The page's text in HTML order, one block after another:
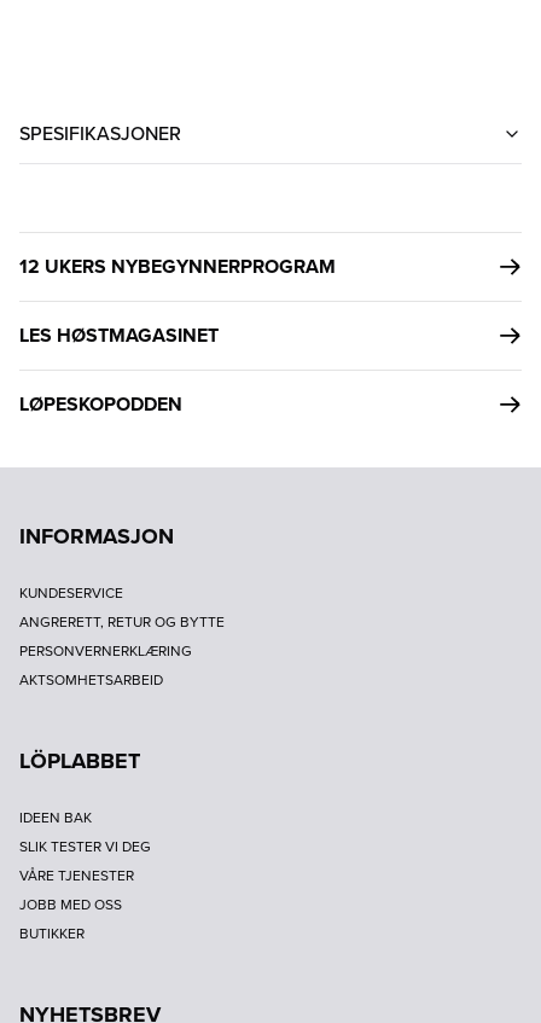
SPESIFIKASJONER
12 UKERS NYBEGYNNERPROGRAM
LES HØSTMAGASINET
LØPESKOPODDEN
INFORMASJON
KUNDESERVICE
ANGRERETT, RETUR OG BYTTE
PERSONVERNERKLÆRING
AKTSOMHETSARBEID
LÖPLABBET
IDEEN BAK
SLIK TESTER VI DEG
VÅRE TJENESTER
JOBB MED OSS
BUTIKKER
NYHETSBREV